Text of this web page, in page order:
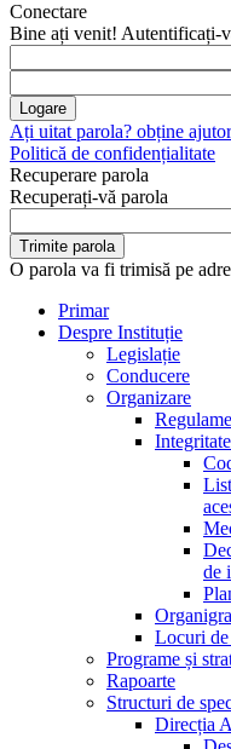
Conectare
Bine ați venit! Autentificați-
Ați uitat parola? obține ajutor
Politică de confidențialitate
Recuperare parola
Recuperați-vă parola
O parola va fi trimisă pe
Primar
Despre Instituție
Legislație
Conducere
Organizare
de
Locuri de
Programe și
Rapoarte
Structuri de
Direcția